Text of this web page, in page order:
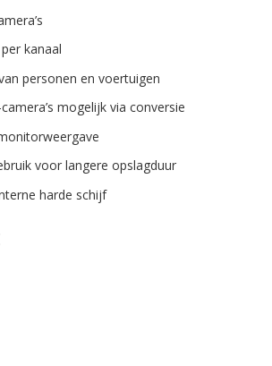
kanaal
personen en voertuigen
mogelijk via conversie
voor langere opslagduur
harde schijf